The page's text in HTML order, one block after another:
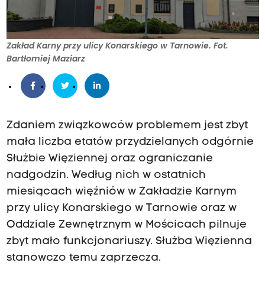
Zakład Karny przy ulicy Konarskiego w Tarnowie. Fot.
Bartłomiej Maziarz
Zdaniem związkowców problemem jest zbyt
mała liczba etatów przydzielanych odgórnie
Służbie Więziennej oraz ograniczanie
nadgodzin. Według nich w ostatnich
miesiącach więźniów w Zakładzie Karnym
przy ulicy Konarskiego w Tarnowie oraz w
Oddziale Zewnętrznym w Mościcach pilnuje
zbyt mało funkcjonariuszy. Służba Więzienna
stanowczo temu zaprzecza.